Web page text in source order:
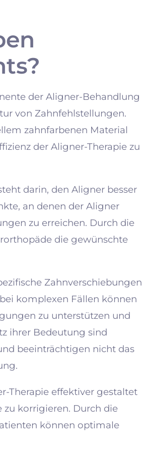
der Aligner-Behandlung
von Zahnfehlstellungen.
zahnfarbenen Material
der Aligner-Therapie zu
darin, den Aligner besser
an denen der Aligner
zu erreichen. Durch die
die gewünschte
Zahnverschiebungen
komplexen Fällen können
zu unterstützen und
ihrer Bedeutung sind
beeinträchtigen nicht das
Therapie effektiver gestaltet
zu korrigieren. Durch die
können optimale